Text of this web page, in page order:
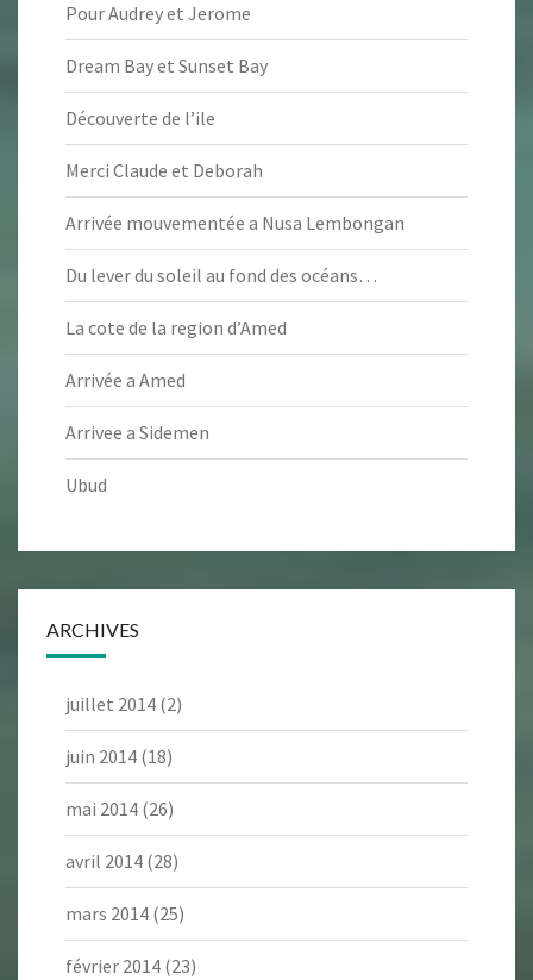
Pour Audrey et Jerome
Dream Bay et Sunset Bay
Découverte de l’ile
Merci Claude et Deborah
Arrivée mouvementée a Nusa Lembongan
Du lever du soleil au fond des océans…
La cote de la region d’Amed
Arrivée a Amed
Arrivee a Sidemen
Ubud
ARCHIVES
juillet 2014 (2)
juin 2014 (18)
mai 2014 (26)
avril 2014 (28)
mars 2014 (25)
février 2014 (23)